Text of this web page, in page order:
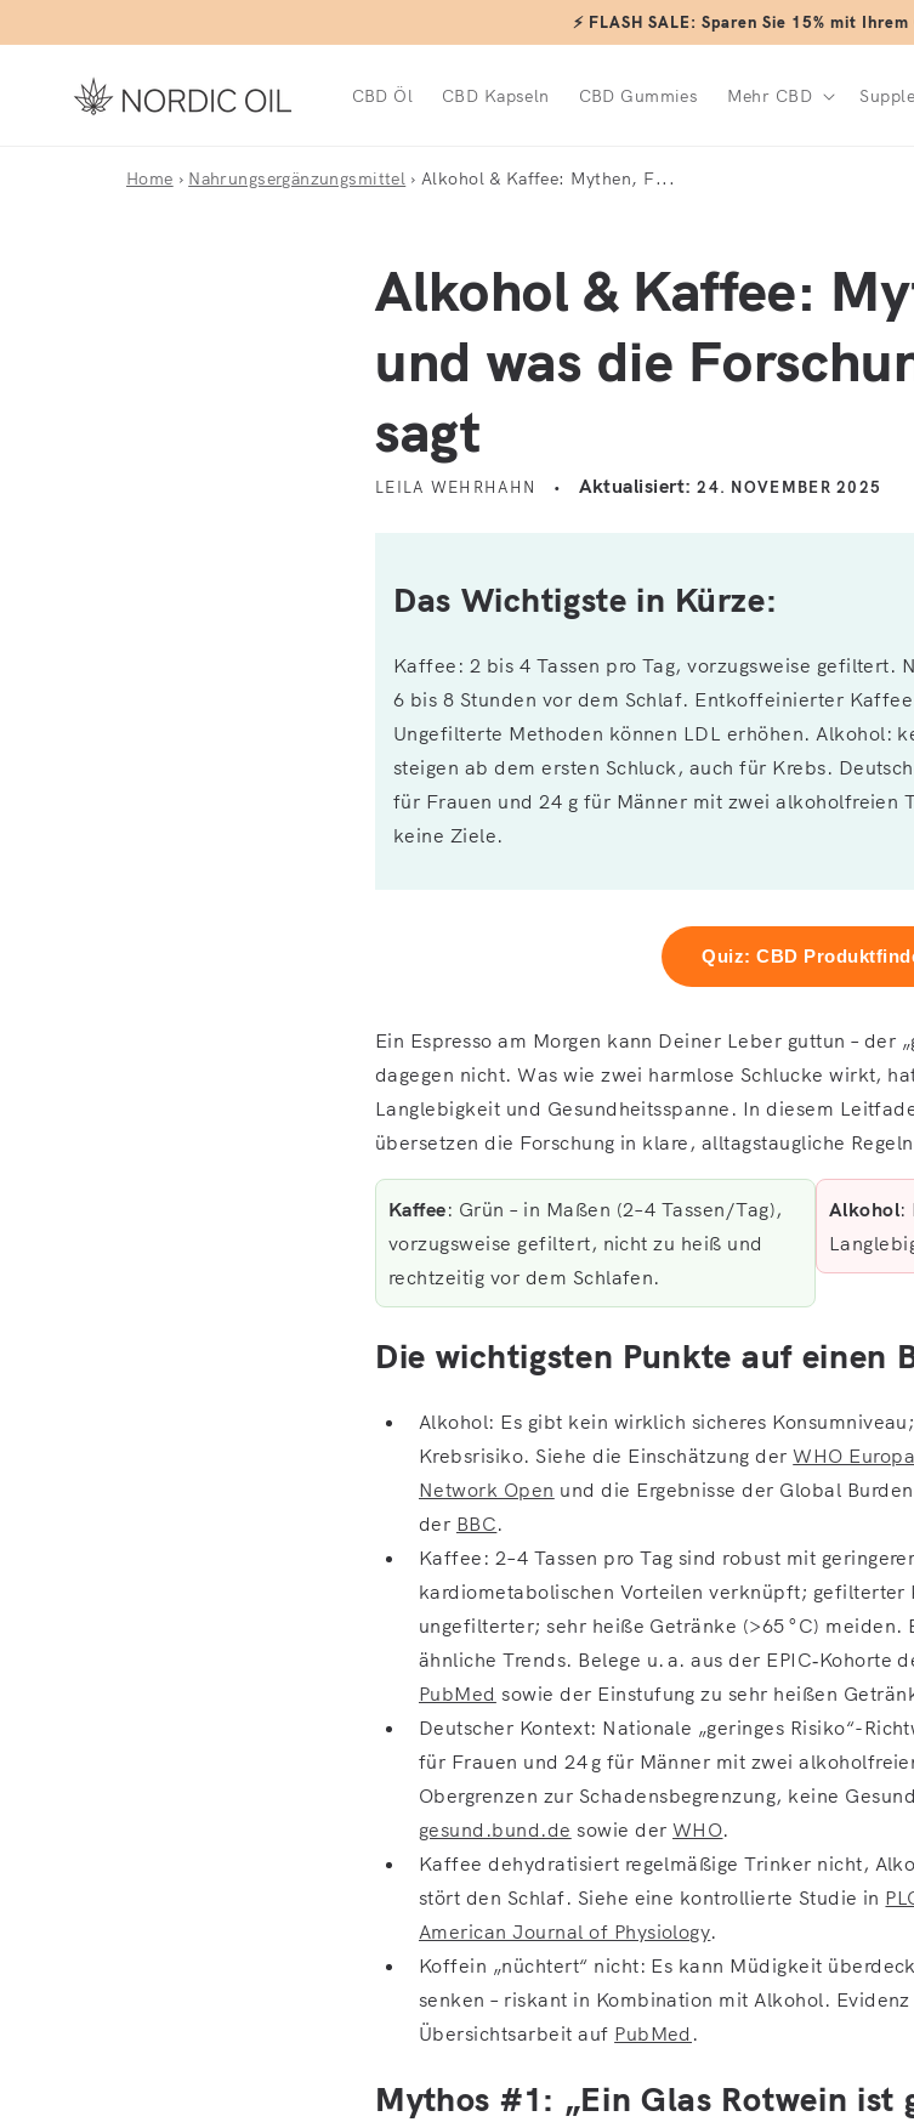
⚡ FLASH SALE: Sparen Sie 15% mit
CBD Öl CBD Kapseln CBD Gummies Mehr CBD
Home › Nahrungsergänzungsmittel › Alkohol & Kaffee: Mythen, F...
Alkohol & Kaffee:
und was die
sagt
LEILA WEHRHAHN Aktualisiert:24. NOVEMBER 2025
Das Wichtigste in Kürze:
Kaffee: 2 bis 4 Tassen pro Tag, vorzugsweise gefiltert.
6 bis 8 Stunden vor dem Schlaf. Entkoffeinierter
Ungefilterte Methoden können LDL erhöhen. Alkohol:
steigen ab dem ersten Schluck, auch für Krebs.
für Frauen und 24 g für Männer mit zwei alkoholfreien
keine Ziele.
Quiz: CBD
Ein Espresso am Morgen kann Deiner Leber guttun – der
dagegen nicht. Was wie zwei harmlose Schlucke wirkt,
Langlebigkeit und Gesundheitsspanne. In diesem
übersetzen die Forschung in klare, alltagstaugliche
Kaffee: Grün – in Maßen (2–4 Tassen/Tag),
vorzugsweise gefiltert, nicht zu heiß und
rechtzeitig vor dem Schlafen.
Alkohol:
Die wichtigsten Punkte auf einen
Alkohol: Es gibt kein wirklich sicheres
Krebsrisiko. Siehe die Einschätzung derWHO Europa
Network Open und die Ergebnisse der Global
der BBC.
Kaffee: 2–4 Tassen pro Tag sind robust mit
kardiometabolischen Vorteilen verknüpft;
ungefilterter; sehr heiße Getränke (>65 °C)
ähnliche Trends. Belege u. a. aus der EPIC‑Kohorte
PubMed sowie der Einstufung zu sehr heißen
Deutscher Kontext: Nationale „geringes Risiko“-
für Frauen und 24 g für Männer mit zwei
Obergrenzen zur Schadensbegrenzung, keine
gesund.bund.de sowie derWHO.
Kaffee dehydratisiert regelmäßige Trinker nicht,
stört den Schlaf. Siehe eine kontrollierte Studie in
American Journal of Physiology.
Koffein „nüchtert“ nicht: Es kann Müdigkeit
senken – riskant in Kombination mit Alkohol. Evidenz
Übersichtsarbeit auf PubMed .
Mythos #1: „Ein Glas Rotwein ist